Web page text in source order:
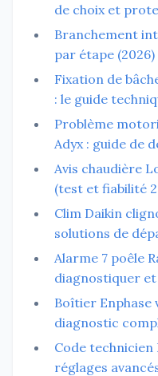
de choix et
Branchement
par étape (2026)
Fixation de
: le guide
Problème
Adyx : guide de
Avis chaudière
(test et fiabilité
Clim Daikin
solutions de
Alarme 7 poêle
diagnostiquer
Boîtier Enphase
diagnostic
Code technicien
réglages